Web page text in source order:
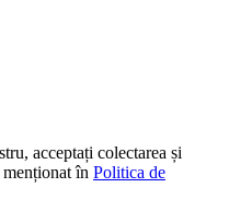
acceptați colectarea și
în Politica de